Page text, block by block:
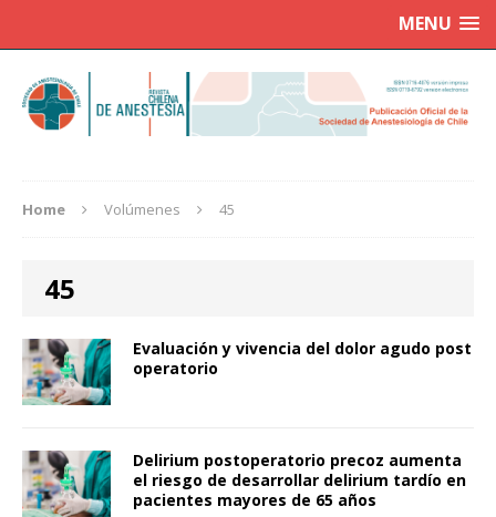
MENU
Home Volúmenes 45
45
Evaluación y vivencia del dolor agudo post
operatorio
Delirium postoperatorio precoz aumenta
el riesgo de desarrollar delirium tardío en
pacientes mayores de 65 años